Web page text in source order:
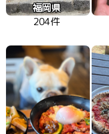
福岡県
204件